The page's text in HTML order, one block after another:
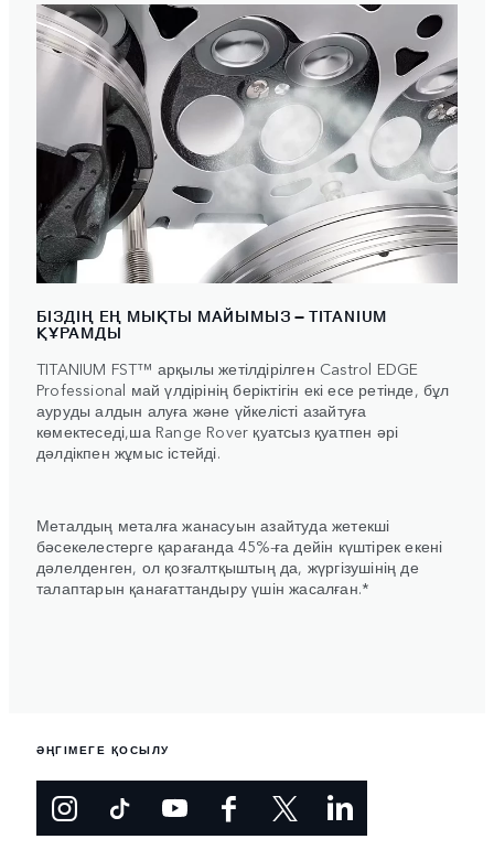
БІЗДІҢ ЕҢ МЫҚТЫ МАЙЫМЫЗ – TITANIUM
ҚҰРАМДЫ
TITANIUM FST™ арқылы жетілдірілген Castrol EDGE
Professional май үлдірінің беріктігін екі есе ретінде, бұл
ауруды алдын алуға және үйкелісті азайтуға
көмектеседі,ша Range Rover қуатсыз қуатпен әрі
дәлдікпен жұмыс істейді.
Металдың металға жанасуын азайтуда жетекші
бәсекелестерге қарағанда 45%-ға дейін күштірек екені
дәлелденген, ол қозғалтқыштың да, жүргізушінің де
талаптарын қанағаттандыру үшін жасалған.*
ӘҢГІМЕГЕ ҚОСЫЛУ